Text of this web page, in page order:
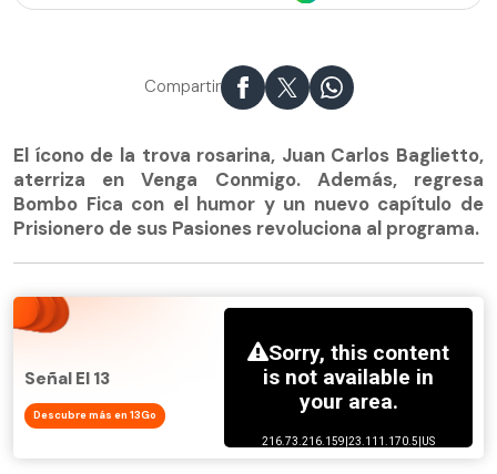
Compartir
El ícono de la trova rosarina, Juan Carlos Baglietto,
aterriza en Venga Conmigo. Además, regresa
Bombo Fica con el humor y un nuevo capítulo de
Prisionero de sus Pasiones revoluciona al programa.
Señal El 13
Descubre más en 13Go